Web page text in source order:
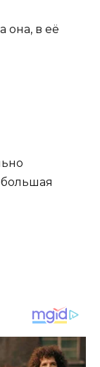
она, в её